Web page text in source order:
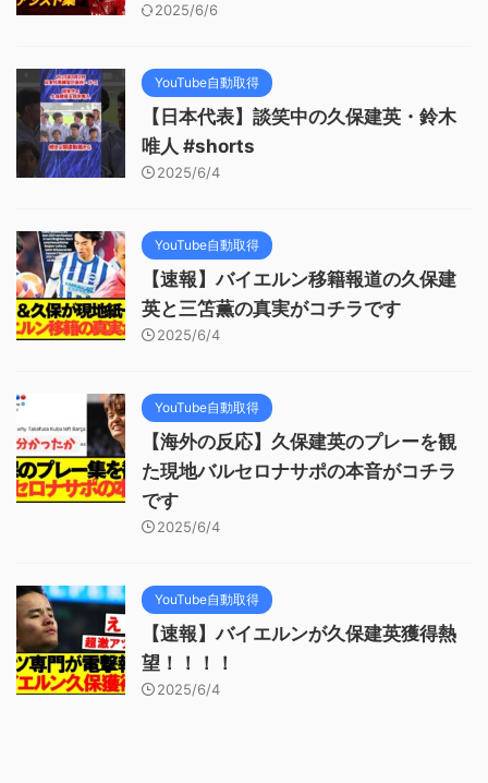
2025/6/6
YouTube自動取得
【日本代表】談笑中の久保建英・鈴木
唯人 #shorts
2025/6/4
YouTube自動取得
【速報】バイエルン移籍報道の久保建
英と三笘薫の真実がコチラです
2025/6/4
YouTube自動取得
【海外の反応】久保建英のプレーを観
た現地バルセロナサポの本音がコチラ
です
2025/6/4
YouTube自動取得
【速報】バイエルンが久保建英獲得熱
望！！！！
2025/6/4